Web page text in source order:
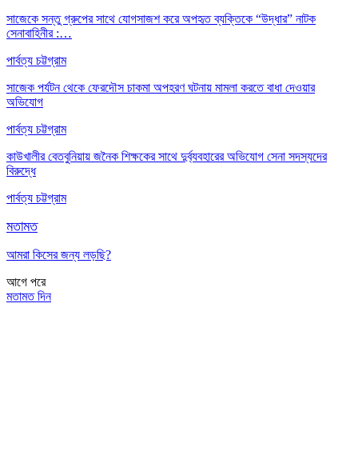
সাজেকে সন্তু গ্রুপের সাথে যোগসাজশ করে অপহৃত ব্যক্তিকে “উদ্ধার” নাটক
সেনাবাহিনীর :…
পার্বত্য চট্টগ্রাম
সাজেক পর্যটন থেকে ফেরদৌস চাকমা অপহরণ ঘটনায় মামলা করতে বাধা দেওয়ার
অভিযোগ
পার্বত্য চট্টগ্রাম
কাউখালীর বেতবুনিয়ায় জনৈক শিক্ষকের সাথে দুর্ব্যবহারের অভিযোগ সেনা সদস্যদের
বিরুদ্ধে
পার্বত্য চট্টগ্রাম
মতামত
আমরা কিসের জন্য লড়ছি?
আগে পরে
মতামত দিন